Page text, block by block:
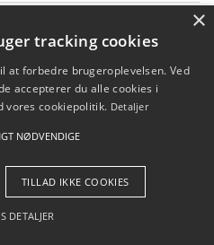
ekspert og vælg den
din løsning
- Pilanto Aps
×
tracking cookies
at forbedre brugeroplevelsen. Ved
accepterer du alle cookies i
vores cookiepolitik. Detaljer
NØDVENDIGE
TILLAD IKKE COOKIES
DETALJER